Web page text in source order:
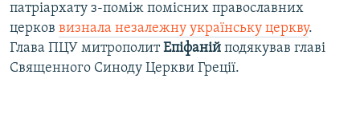
патріархату з-поміж помісних православних
церков визнала незалежну українську церкву.
Глава ПЦУ митрополитЕпіфаній подякував главі
Священного Синоду Церкви Греції.